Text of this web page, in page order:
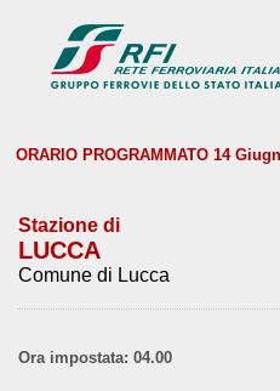
ORARIO PROGRAMMATO 14
Stazione di
LUCCA
Comune di Lucca
Ora impostata: 04.00